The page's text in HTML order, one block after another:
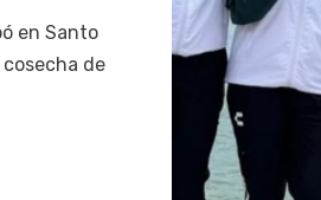
en Santo
de